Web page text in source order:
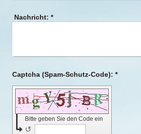
Nachricht: *
Captcha (Spam-Schutz-Code): *
Bitte geben Sie den Code ein
↺